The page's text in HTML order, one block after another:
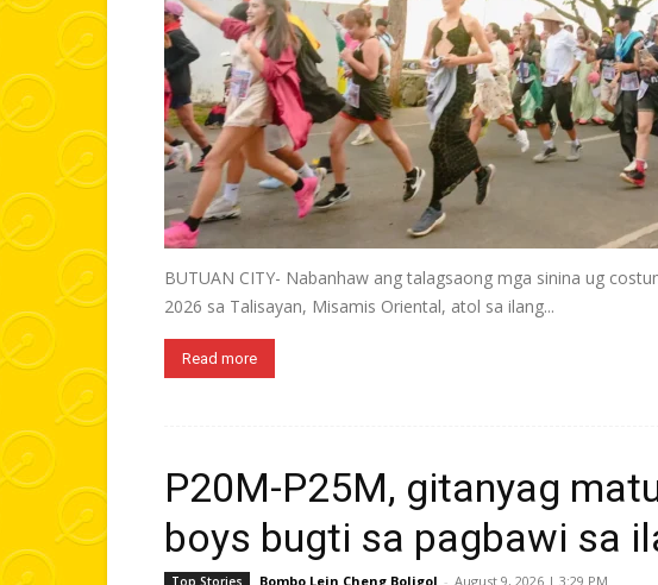
BUTUAN CITY- Nabanhaw ang talagsaong mga sinina ug
2026 sa Talisayan, Misamis Oriental, atol sa ilang...
Read more
P20M-P25M, gitanyag
boys bugti sa pagbawi sa
Top Stories Bombo Lein Cheng Boligol - August 9, 2026 | 3:29 PM